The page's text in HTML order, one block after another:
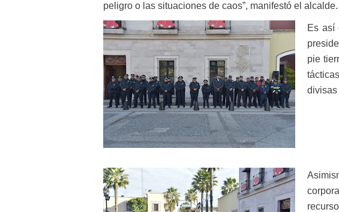
peligro o las situaciones de caos”, manifestó el alcalde.
Es así
pie
divisas